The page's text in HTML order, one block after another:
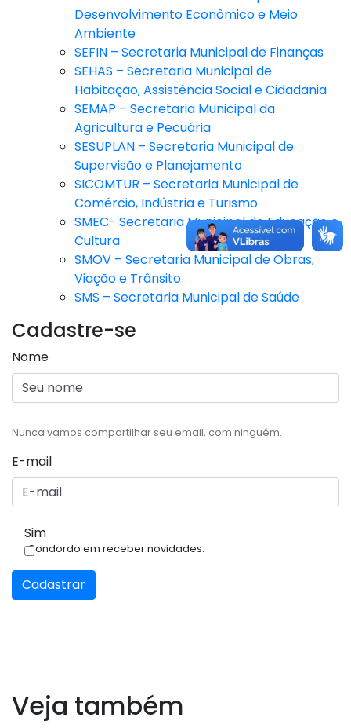
Desenvolvimento Econômico e Meio
Ambiente
SEFIN – Secretaria Municipal de Finanças
SEHAS – Secretaria Municipal de
Habitação, Assistência Social e Cidadania
SEMAP – Secretaria Municipal da
Agricultura e Pecuária
SESUPLAN – Secretaria Municipal de
Supervisão e Planejamento
SICOMTUR – Secretaria Municipal de
Comércio, Indústria e Turismo
SMEC- Secretaria Municipal de Educação e
Cultura
SMOV – Secretaria Municipal de Obras,
Viação e Trânsito
SMS – Secretaria Municipal de Saúde
Cadastre-se
Nome
Nunca vamos compartilhar seu email, com ninguém.
E-mail
Sim
Condordo em receber novidades.
Cadastrar
Veja também